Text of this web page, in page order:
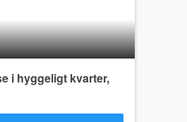
i hyggeligt kvarter,